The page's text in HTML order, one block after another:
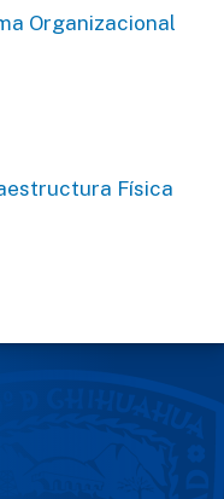
Organizacional
Física